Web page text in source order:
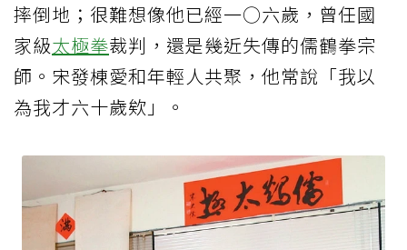
摔倒地；很難想像他已經一○六歲，曾任國
家級太極拳裁判，還是幾近失傳的儒鶴拳宗
師。宋發棟愛和年輕人共聚，他常說「我以
為我才六十歲欸」。